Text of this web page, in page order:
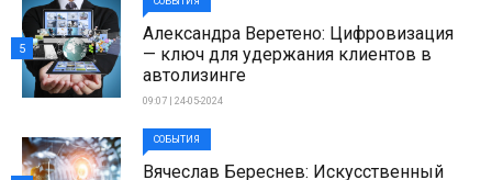
Александра Веретено: Цифровизация
— ключ для удержания клиентов в
автолизинге
09:07 | 24-05-2024
5
СОБЫТИЯ
Вячеслав Береснев: Искусственный